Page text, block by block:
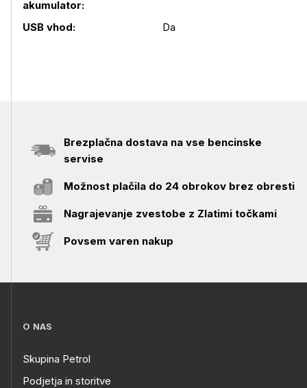
Podrobnosti izdelka
akumulator:
USB vhod: Da
Brezplačna dostava na vse bencinske
servise
Možnost plačila do 24 obrokov brez obresti
Nagrajevanje zvestobe z Zlatimi točkami
Povsem varen nakup
O NAS
Skupina Petrol
Podjetja in storitve